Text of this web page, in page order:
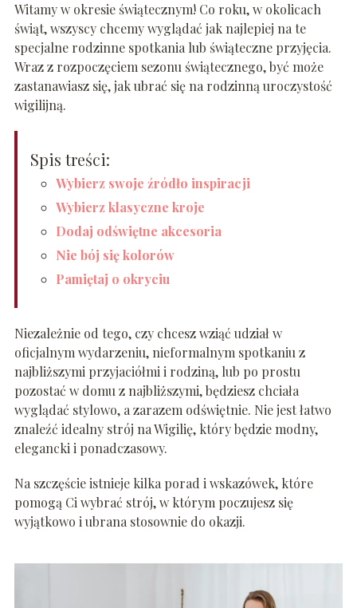
Witamy w okresie świątecznym! Co roku, w okolicach
świąt, wszyscy chcemy wyglądać jak najlepiej na te
specjalne rodzinne spotkania lub świąteczne przyjęcia.
Wraz z rozpoczęciem sezonu świątecznego, być może
zastanawiasz się, jak ubrać się na rodzinną uroczystość
wigilijną.
Spis treści:
Wybierz swoje źródło inspiracji
Wybierz klasyczne kroje
Dodaj odświętne akcesoria
Nie bój się kolorów
Pamiętaj o okryciu
Niezależnie od tego, czy chcesz wziąć udział w
oficjalnym wydarzeniu, nieformalnym spotkaniu z
najbliższymi przyjaciółmi i rodziną, lub po prostu
pozostać w domu z najbliższymi, będziesz chciała
wyglądać stylowo, a zarazem odświętnie. Nie jest łatwo
znaleźć idealny strój na Wigilię, który będzie modny,
elegancki i ponadczasowy.
Na szczęście istnieje kilka porad i wskazówek, które
pomogą Ci wybrać strój, w którym poczujesz się
wyjątkowo i ubrana stosownie do okazji.